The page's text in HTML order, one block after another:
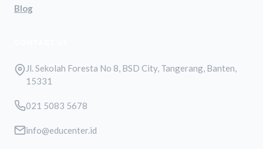
Blog
Jl. Sekolah Foresta No 8, BSD City, Tangerang, Banten,
15331
021 5083 5678
info@educenter.id